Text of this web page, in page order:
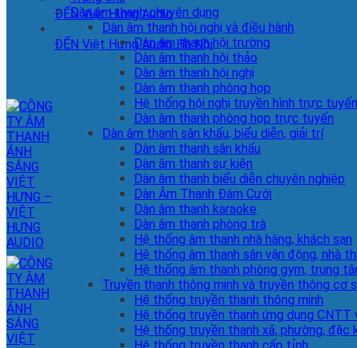
ĐẾN Việt Hưng Audio
ĐẾN Việt Hưng Audio Hà Nội
Dàn âm thanh chuyên dụng
Dàn âm thanh hội nghị và điều hành
Dàn âm thanh hội trường
Dàn âm thanh hội thảo
Dàn âm thanh hội nghị
Dàn âm thanh phòng họp
Hệ thống hội nghị truyền hình trực tuyến
Dàn âm thanh phòng họp trực tuyến
Dàn âm thanh sân khấu, biểu diễn, giải trí
Dàn âm thanh sân khấu
Dàn âm thanh sự kiện
Dàn âm thanh biểu diễn chuyên nghiệp
Dàn Âm Thanh Đám Cưới
Dàn âm thanh karaoke
Dàn âm thanh phòng trà
Hệ thống âm thanh nhà hàng, khách sạn
Hệ thống âm thanh sân vận động, nhà
Hệ thống âm thanh phòng gym, trung
Truyền thanh thông minh và truyền thông cơ
Hệ thống truyền thanh thông minh
Hệ thống truyền thanh ứng dụng CNTT
Hệ thống truyền thanh xã, phường, đặc